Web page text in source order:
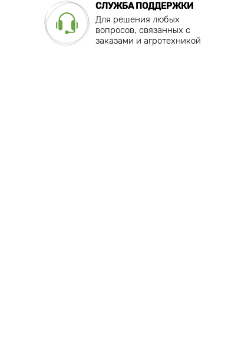
СЛУЖБА ПОДДЕРЖКИ
Для решения любых
вопросов, связанных с
заказами и агротехникой